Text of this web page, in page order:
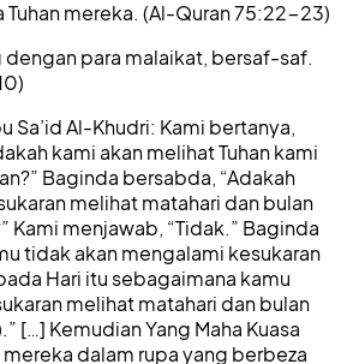
mereka. (Al-Quran 75:22-23)
dengan para malaikat, bersaf-saf.
Sa’id Al-Khudri: Kami bertanya,
kami akan melihat Tuhan kami
Baginda bersabda, “Adakah
melihat matahari dan bulan
Kami menjawab, “Tidak.” Baginda
tidak akan mengalami kesukaran
Hari itu sebagaimana kamu
melihat matahari dan bulan
[…] Kemudian Yang Maha Kuasa
dalam rupa yang berbeza